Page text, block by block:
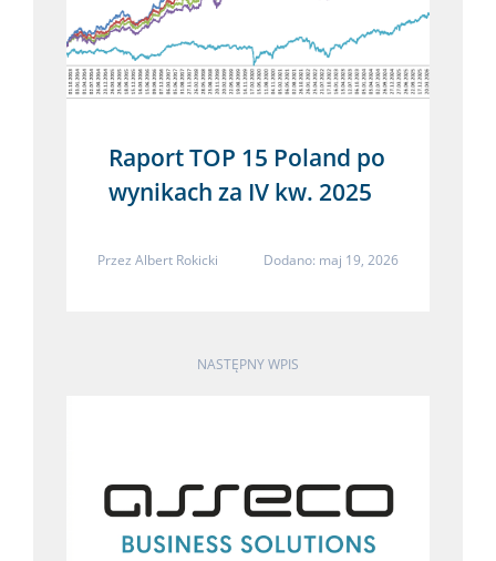
Raport TOP 15 Poland po
wynikach za IV kw. 2025
Przez Albert Rokicki Dodano: maj 19, 2026
NASTĘPNY WPIS